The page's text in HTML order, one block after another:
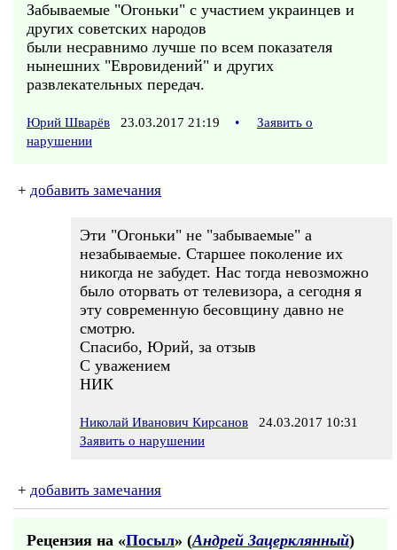
Забываемые "Огоньки" с участием украинцев и
других советских народов
были несравнимо лучше по всем показателя
нынешних "Евровидений" и других
развлекательных передач.
Юрий Шварёв 23.03.2017 21:19 •
Заявить о
нарушении
+ добавить замечания
Эти "Огоньки" не "забываемые" а
незабываемые. Старшее поколение их
никогда не забудет. Нас тогда невозможно
было оторвать от телевизора, а сегодня я
эту современную бесовщину давно не
смотрю.
Спасибо, Юрий, за отзыв
С уважением
НИК
Николай Иванович Кирсанов 24.03.2017 10:31
Заявить о нарушении
+ добавить замечания
Рецензия на «Посыл» (Андрей Зацерклянный)